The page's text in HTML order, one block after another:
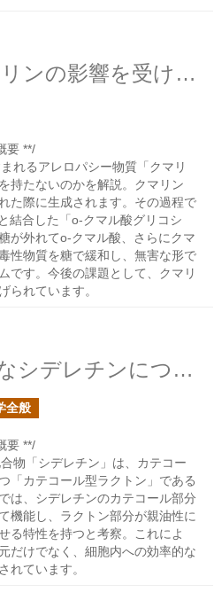
サクラの葉はクマリンの影響を受けないのか？
要 **/
れるアレロパシー物質「クマリ
持たないのかを解説。クマリン
た際に生成されます。その過程で
結合した「o-クマル酸グリコシ
が外れてo-クマル酸、さらにクマ
性物質を糖で緩和し、無害な形で
です。今後の課題として、クマリ
られています。
鉄獲得戦略で大事なシデレチンについて
全般
要 **/
物「シデレチン」は、カテコー
「カテコール型ラクトン」である
は、シデレチンのカテコール部分
機能し、ラクトン部分が親油性に
る特性を持つと考察。これによ
だけでなく、細胞内への効率的な
れています。